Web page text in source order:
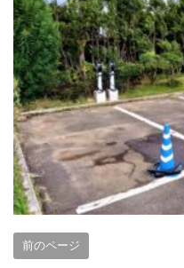
前のページ